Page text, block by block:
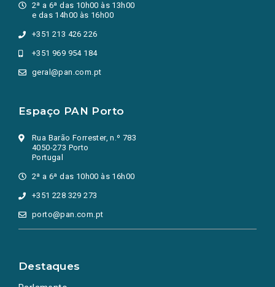
2ª a 6ª das 10h00 às 13h00
e das 14h00 às 16h00
+351 213 426 226
+351 969 954 184
geral@pan.com.pt
Espaço PAN Porto
Rua Barão Forrester, n.º 783
4050-273 Porto
Portugal
2ª a 6ª das 10h00 às 16h00
+351 228 329 273
porto@pan.com.pt
Destaques